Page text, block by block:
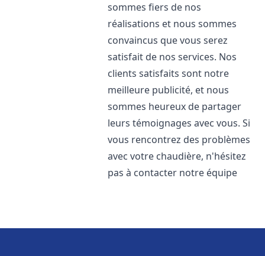
sommes fiers de nos
réalisations et nous sommes
convaincus que vous serez
satisfait de nos services. Nos
clients satisfaits sont notre
meilleure publicité, et nous
sommes heureux de partager
leurs témoignages avec vous. Si
vous rencontrez des problèmes
avec votre chaudière, n'hésitez
pas à contacter notre équipe